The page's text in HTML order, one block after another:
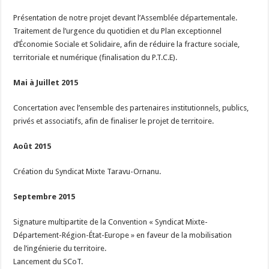
Présentation de notre projet devant l’Assemblée départementale.
Traitement de l’urgence du quotidien et du Plan exceptionnel
d’Économie Sociale et Solidaire, afin de réduire la fracture sociale,
territoriale et numérique (finalisation du P.T.C.E).
Mai à Juillet 2015
Concertation avec l’ensemble des partenaires institutionnels, publics,
privés et associatifs, afin de finaliser le projet de territoire.
Août 2015
Création du Syndicat Mixte Taravu-Ornanu.
Septembre 2015
Signature multipartite de la Convention « Syndicat Mixte-
Département-Région-État-Europe » en faveur de la mobilisation
de l’ingénierie du territoire.
Lancement du SCoT.